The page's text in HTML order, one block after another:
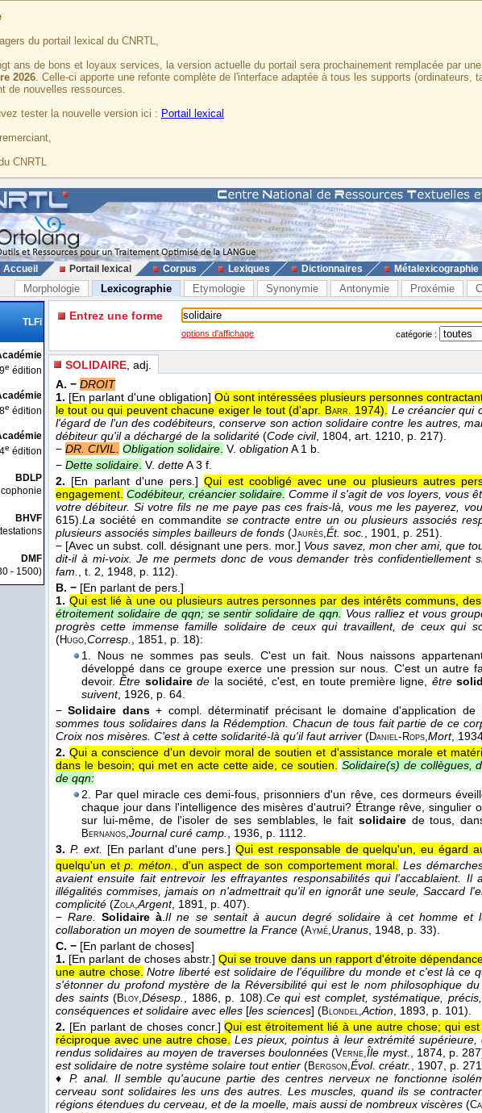
du portail lexical du CNRTL,
ans de bons et loyaux services, la version actuelle du portail sera prochainement remplacée par
2026. Celle-ci apporte une refonte complète de l'interface adaptée à tous les supports (ordinateurs,
de nouvelles ressources.
tester la nouvelle version ici : Portail lexical
CNRTL
Accueil Portail lexical Corpus Lexiques Dictionnaires Métalexicographie
Morphologie Lexicographie Etymologie Synonymie Antonymie Proxémie
TLFi
9e édition
8e édition
4e édition
BDLP
BHVF
DMF
- 1500)
Entrez une forme
options d'affichage catégorie :
SOLIDAIRE , adj.
A. − DROIT
1. [En parlant d'une obligation] Où sont intéressées plusieurs personnes
le tout ou qui peuvent chacune exiger le tout (d'apr. Barr. 1974). Le créancier qui
l'égard de l'un des codébiteurs, conserve son action solidaire contre les autres,
débiteur qu'il a déchargé de la solidarité (Code civil, 1804, art. 1210, p. 217).
− DR. CIVIL. Obligation solidaire. V. obligationA 1 b.
− Dette solidaire. V. detteA 3 f.
2. [En parlant d'une pers.] Qui est coobligé avec une ou plusieurs autres
engagement. Codébiteur, créancier solidaire. Comme il s'agit de vos loyers, vous
votre débiteur. Si votre fils ne me paye pas ces frais-là, vous me les payerez,
615).La société en commanditese contracte entre un ou plusieurs associés
plusieurs associés simples bailleurs de fonds (Jaurès,Ét. soc., 1901, p. 251).
− [Avec un subst. coll. désignant une pers. mor.] Vous savez, mon cher ami, que
dit-il à mi-voix. Je me permets donc de vous demander très confidentiellement
fam., t. 2, 1948, p. 112).
B. − [En parlant de pers.]
1. Qui est lié à une ou plusieurs autres personnes par des intérêts communs,
étroitement solidaire de qqn; se sentir solidaire de qqn. Vous ralliez et vous
progrès cette immense famille solidaire de ceux qui travaillent, de ceux qui
(Hugo,Corresp., 1851, p. 18):
1. Nous ne sommes pas seuls. C'est un fait. Nous naissons
développé dans ce groupe exerce une pression sur nous. C'est un autre
devoir.Être solidairede la société, c'est, en toute première ligne, être
suivent, 1926, p. 64.
−Solidaire dans+ compl. déterminatif précisant le domaine d'application de
sommes tous solidaires dans la Rédemption. Chacun de tous fait partie de ce
Croix nos misères. C'est à cette solidarité-là qu'il faut arriver (Daniel- Rops,Mort,
2. Qui a conscience d'un devoir moral de soutien et d'assistance morale et
dans le besoin; qui met en acte cette aide, ce soutien. Solidaire(s) de collègues,
de qqn:
2. Par quel miracle ces demi-fous, prisonniers d'un rêve, ces dormeurs
chaque jour dans l'intelligence des misères d'autrui? Étrange rêve, singulier
sur lui-même, de l'isoler de ses semblables, le fait solidairede tous,
Bernanos,Journal curé camp., 1936, p. 1112.
3. P. ext. [En parlant d'une pers.] Qui est responsable de quelqu'un, eu égard
quelqu'un etp. méton. , d'un aspect de son comportement moral. Les
avaient ensuite fait entrevoir les effrayantes responsabilités qui l'accablaient. Il
illégalités commises, jamais on n'admettrait qu'il en ignorât une seule, Saccard
complicité (Zola,Argent, 1891
, p. 407).
−Rare. Solidaire à .Il ne se sentait à aucun degré solidaire à cet homme et
collaboration un moyen de soumettre la France (Aymé,Uranus , 1948 , p. 33).
C. − [En parlant de choses]
1. [En parlant de choses abstr.] Qui se trouve dans un rapport d'étroite
une autre chose. Notre liberté est solidaire de l'équilibre du monde et c'est là ce
s'étonner du profond mystère de la Réversibilité qui est le nom philosophique
des saints(Bloy,Désesp. , 1886, p. 108). Ce qui est complet, systématique,
conséquences et solidaire avec elles [les sciences] (Blondel,Action , 1893 , p. 101).
2. [En parlant de choses concr.] Qui est étroitement lié à une autre chose; qui
réciproque avec une autre chose. Les pieux, pointus à leur extrémité
rendus solidaires au moyen de traverses boulonnées(Verne,Île myst. , 1874, p.
est solidaire de notre système solaire tout entier (Bergson,Évol. créatr. , 1907 , p.
♦ P. anal.
Il semble qu'aucune partie des centres nerveux ne fonctionne
cerveau sont solidaires les uns des autres. Les muscles, quand ils se
régions étendues du cerveau, et de la moelle, mais aussi de nombreux viscères (